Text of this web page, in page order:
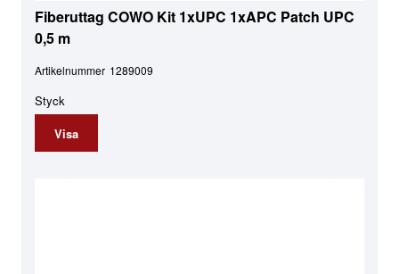
Fiberuttag COWO Kit 1xUPC 1xAPC Patch UPC
0,5 m
Artikelnummer 1289009
Styck
Visa